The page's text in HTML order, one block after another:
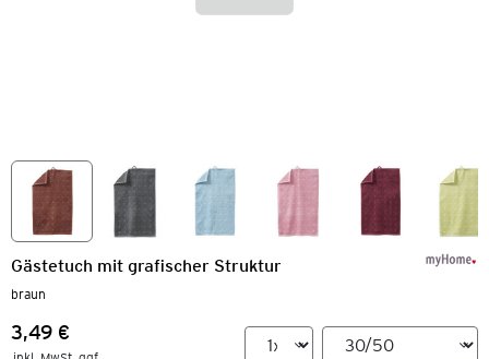
Gästetuch mit grafischer Struktur
braun
Preis:
3,49 €